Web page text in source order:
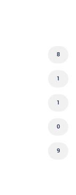
8
1
1
0
9